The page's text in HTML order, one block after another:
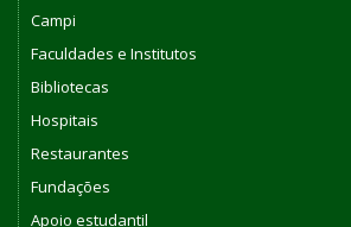
Campi
Faculdades e Institutos
Bibliotecas
Hospitais
Restaurantes
Fundações
Apoio estudantil